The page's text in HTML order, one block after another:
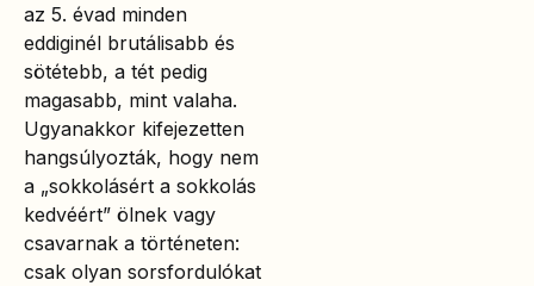
az 5. évad minden
eddiginél brutálisabb és
sötétebb, a tét pedig
magasabb, mint valaha.
Ugyanakkor kifejezetten
hangsúlyozták, hogy nem
a „sokkolásért a sokkolás
kedvéért” ölnek vagy
csavarnak a történeten:
csak olyan sorsfordulókat